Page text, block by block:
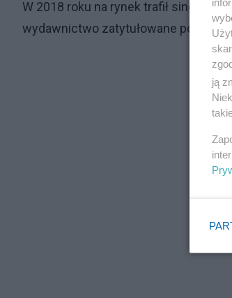
W 2018 roku na rynek trafił singiel
wydawnictwo zatytułowane po
ją